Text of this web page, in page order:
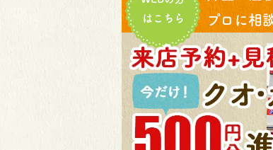
はこちら
プロに相